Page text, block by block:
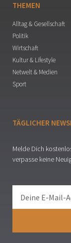
THEMEN
Alltag & Gesellschaft
Politik
Wirtschaft
Kultur & Lifestyle
Netwelt & Medien
Sport
TÄGLICHER
Melde Dich
verpasse keine